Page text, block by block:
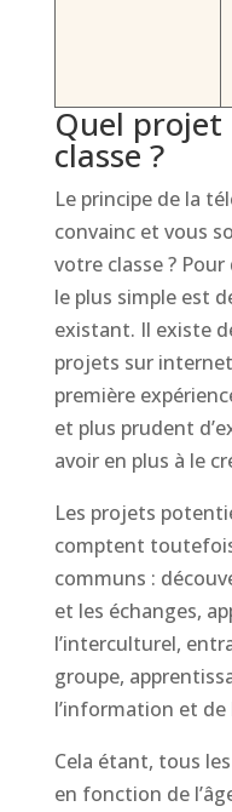
Quel projet
classe ?
Le principe de la
convainc et vous
votre classe ?
le plus simple est
existant. Il existe
projets sur
première
et plus prudent
avoir en plus à le
Les projets
comptent
communs :
et les échanges,
l’interculturel,
groupe,
l’information et
Cela étant, tous
en fonction de